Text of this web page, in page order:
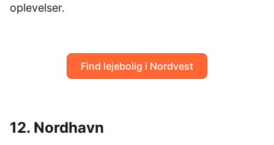
oplevelser.
Find lejebolig i Nordvest
12. Nordhavn